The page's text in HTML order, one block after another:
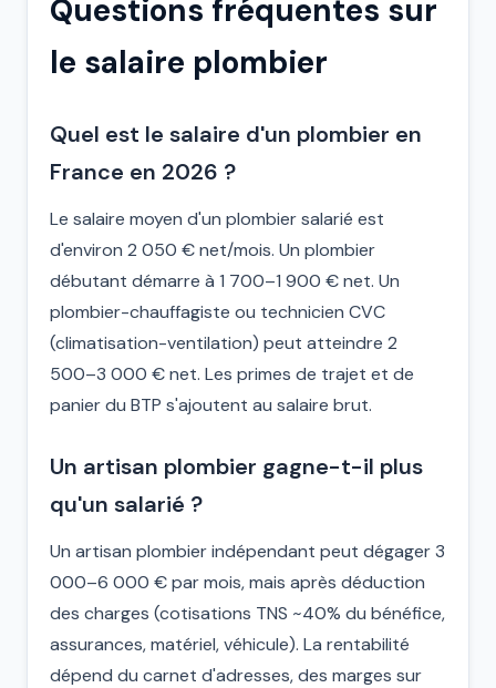
Questions fréquentes sur
le salaire plombier
Quel est le salaire d'un plombier en
France en 2026 ?
Le salaire moyen d'un plombier salarié est
d'environ 2 050 € net/mois. Un plombier
débutant démarre à 1 700–1 900 € net. Un
plombier-chauffagiste ou technicien CVC
(climatisation-ventilation) peut atteindre 2
500–3 000 € net. Les primes de trajet et de
panier du BTP s'ajoutent au salaire brut.
Un artisan plombier gagne-t-il plus
qu'un salarié ?
Un artisan plombier indépendant peut dégager 3
000–6 000 € par mois, mais après déduction
des charges (cotisations TNS ~40% du bénéfice,
assurances, matériel, véhicule). La rentabilité
dépend du carnet d'adresses, des marges sur